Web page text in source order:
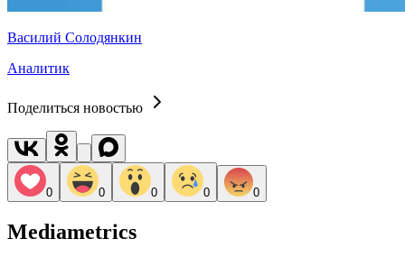
Василий Солодянкин
Аналитик
Поделиться новостью
0 0 0 0 0
Mediametrics